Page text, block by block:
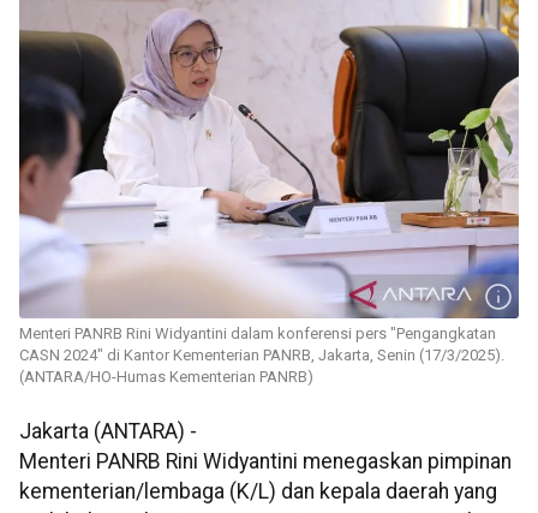
Menteri PANRB Rini Widyantini dalam konferensi pers "Pengangkatan
CASN 2024" di Kantor Kementerian PANRB, Jakarta, Senin (17/3/2025).
(ANTARA/HO-Humas Kementerian PANRB)
Jakarta (ANTARA) -
Menteri PANRB Rini Widyantini menegaskan pimpinan
kementerian/lembaga (K/L) dan kepala daerah yang